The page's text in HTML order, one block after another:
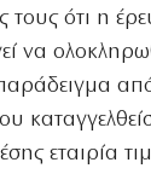
τους ότι η
να
εταιρία